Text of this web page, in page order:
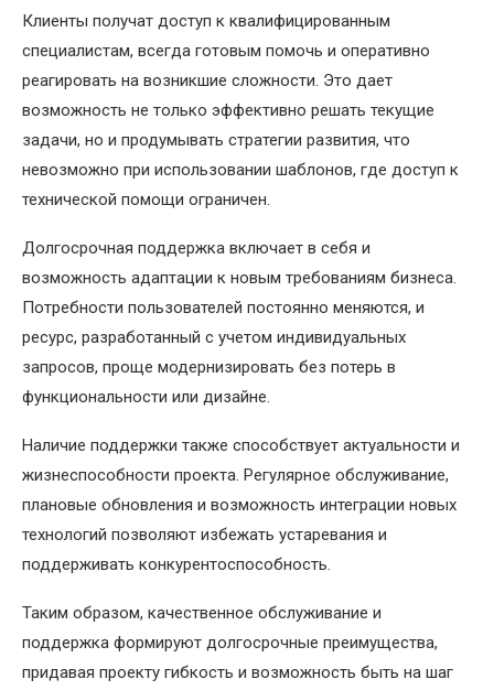
Клиенты получат доступ к квалифицированным
специалистам, всегда готовым помочь и оперативно
реагировать на возникшие сложности. Это дает
возможность не только эффективно решать текущие
задачи, но и продумывать стратегии развития, что
невозможно при использовании шаблонов, где доступ к
технической помощи ограничен.
Долгосрочная поддержка включает в себя и
возможность адаптации к новым требованиям бизнеса.
Потребности пользователей постоянно меняются, и
ресурс, разработанный с учетом индивидуальных
запросов, проще модернизировать без потерь в
функциональности или дизайне.
Наличие поддержки также способствует актуальности и
жизнеспособности проекта. Регулярное обслуживание,
плановые обновления и возможность интеграции новых
технологий позволяют избежать устаревания и
поддерживать конкурентоспособность.
Таким образом, качественное обслуживание и
поддержка формируют долгосрочные преимущества,
придавая проекту гибкость и возможность быть на шаг